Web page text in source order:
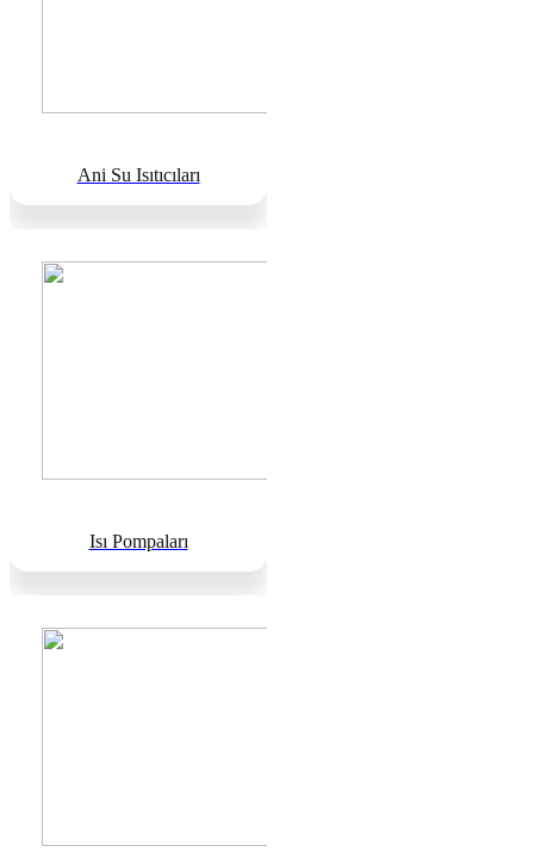
Ani Su Isıtıcıları
Isı Pompaları